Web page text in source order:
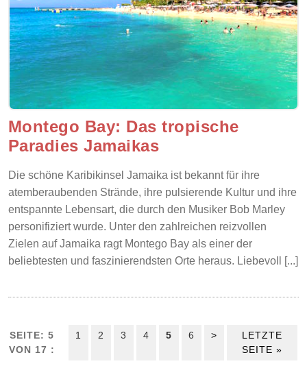
Montego Bay: Das tropische
Paradies Jamaikas
Die schöne Karibikinsel Jamaika ist bekannt für ihre
atemberaubenden Strände, ihre pulsierende Kultur und ihre
entspannte Lebensart, die durch den Musiker Bob Marley
personifiziert wurde. Unter den zahlreichen reizvollen
Zielen auf Jamaika ragt Montego Bay als einer der
beliebtesten und faszinierendsten Orte heraus. Liebevoll [...]
SEITE: 5
VON 17 :
1 2 3 4 5 6 >
LETZTE
SEITE »